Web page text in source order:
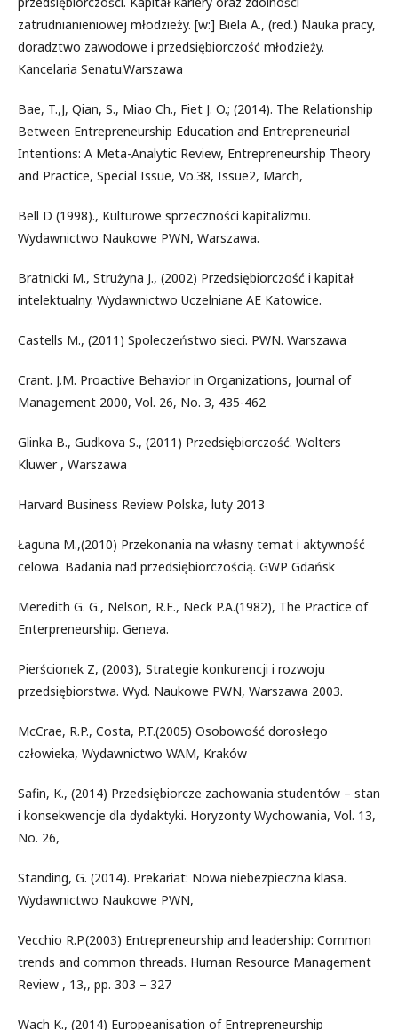
zatrudnianieniowej młodzieży. [w:] Biela A., (red.) Nauka pracy,
doradztwo zawodowe i przedsiębiorczość młodzieży.
Kancelaria Senatu.Warszawa
Bae, T.,J, Qian, S., Miao Ch., Fiet J. O.; (2014). The Relationship
Between Entrepreneurship Education and Entrepreneurial
Intentions: A Meta-Analytic Review, Entrepreneurship Theory
and Practice, Special Issue, Vo.38, Issue2, March,
Bell D (1998)., Kulturowe sprzeczności kapitalizmu.
Wydawnictwo Naukowe PWN, Warszawa.
Bratnicki M., Strużyna J., (2002) Przedsiębiorczość i kapitał
intelektualny. Wydawnictwo Uczelniane AE Katowice.
Castells M., (2011) Spoleczeństwo sieci. PWN. Warszawa
Crant. J.M. Proactive Behavior in Organizations, Journal of
Management 2000, Vol. 26, No. 3, 435-462
Glinka B., Gudkova S., (2011) Przedsiębiorczość. Wolters
Kluwer , Warszawa
Harvard Business Review Polska, luty 2013
Łaguna M.,(2010) Przekonania na własny temat i aktywność
celowa. Badania nad przedsiębiorczością. GWP Gdańsk
Meredith G. G., Nelson, R.E., Neck P.A.(1982), The Practice of
Enterpreneurship. Geneva.
Pierścionek Z, (2003), Strategie konkurencji i rozwoju
przedsiębiorstwa. Wyd. Naukowe PWN, Warszawa 2003.
McCrae, R.P., Costa, P.T.(2005) Osobowość dorosłego
człowieka, Wydawnictwo WAM, Kraków
Safin, K., (2014) Przedsiębiorcze zachowania studentów – stan
i konsekwencje dla dydaktyki. Horyzonty Wychowania, Vol. 13,
No. 26,
Standing, G. (2014). Prekariat: Nowa niebezpieczna klasa.
Wydawnictwo Naukowe PWN,
Vecchio R.P.(2003) Entrepreneurship and leadership: Common
trends and common threads. Human Resource Management
Review , 13,, pp. 303 – 327
Wach K., (2014) Europeanisation of Entrepreneurship